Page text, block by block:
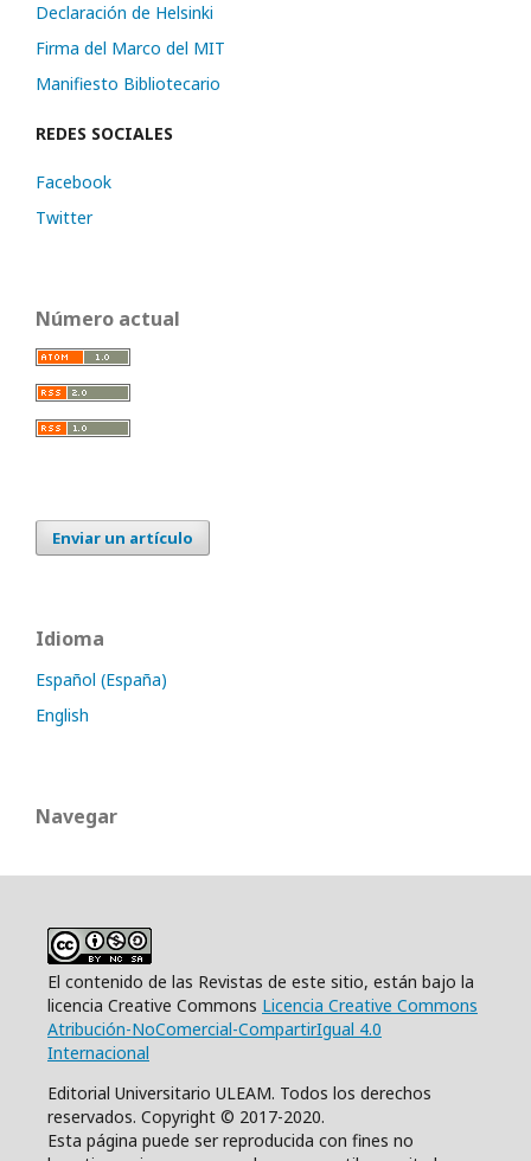
Declaración de Helsinki
Firma del Marco del MIT
Manifiesto Bibliotecario
REDES SOCIALES
Facebook
Twitter
Número actual
Enviar un artículo
Idioma
Español (España)
English
Navegar
El contenido de las Revistas de este sitio, están bajo la
licencia Creative Commons Licencia Creative Commons
Atribución-NoComercial-CompartirIgual 4.0
Internacional
Editorial Universitario ULEAM. Todos los derechos
reservados. Copyright © 2017-2020.
Esta página puede ser reproducida con fines no